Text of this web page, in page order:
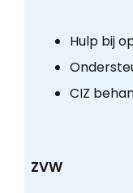
Hulp bij
CIZ
ZVW